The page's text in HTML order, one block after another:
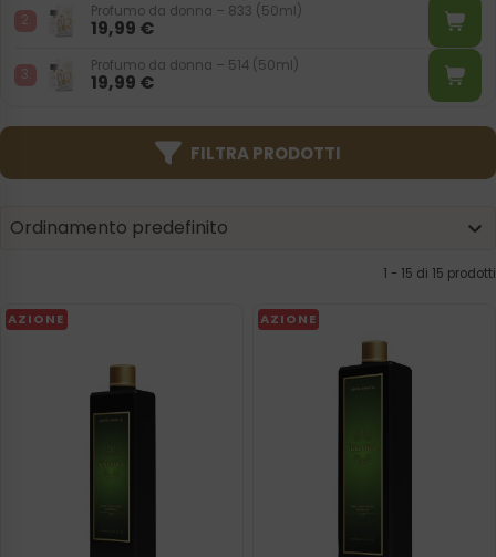
Profumo da donna – 833 (50ml)
19,99 €
Profumo da donna – 514 (50ml)
19,99 €
FILTRA PRODOTTI
Product | Sorting
Sort content
Ordinamento predefinito
Sort content
1 - 15 di 15 prodotti
AZIONE AZIONE